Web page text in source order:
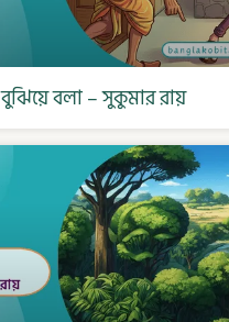
বুঝিয়ে বলা – সুকুমার রায়